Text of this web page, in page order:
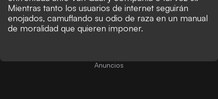
Mientras tanto los usuarios de internet seguirán
enojados, camuflando su odio de raza en un manual
de moralidad que quieren imponer.
Anuncios